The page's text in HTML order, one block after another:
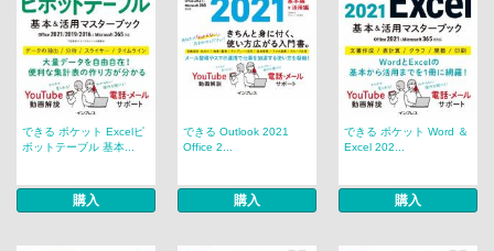
できる ポケット Excelピ
ボットテーブル 基本...
購入
できる Outlook 2021
Office 2...
購入
できる ポケット Word ＆
Excel 202...
購入